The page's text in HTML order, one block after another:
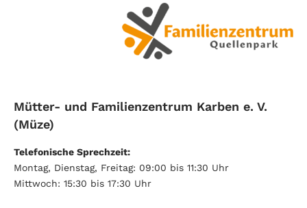
Mütter- und Familienzentrum Karben e. V.
(Müze)
Telefonische Sprechzeit:
Montag, Dienstag, Freitag: 09:00 bis 11:30 Uhr
Mittwoch: 15:30 bis 17:30 Uhr